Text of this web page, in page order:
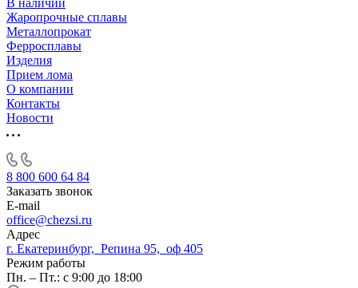
В наличии
Жаропрочные сплавы
Металлопрокат
Ферросплавы
Изделия
Прием лома
О компании
Контакты
Новости
8 800 600 64 84
Заказать звонок
E-mail
office@chezsi.ru
Адрес
г. Екатеринбург, Репина 95, оф 405
Режим работы
Пн. – Пт.: с 9:00 до 18:00